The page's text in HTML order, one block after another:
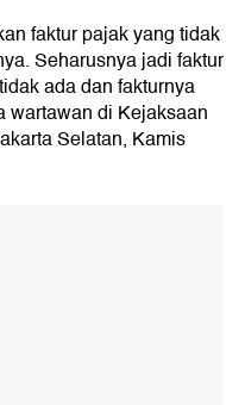
faktur pajak yang tidak
Seharusnya jadi faktur
ada dan fakturnya
wartawan di Kejaksaan
Selatan, Kamis